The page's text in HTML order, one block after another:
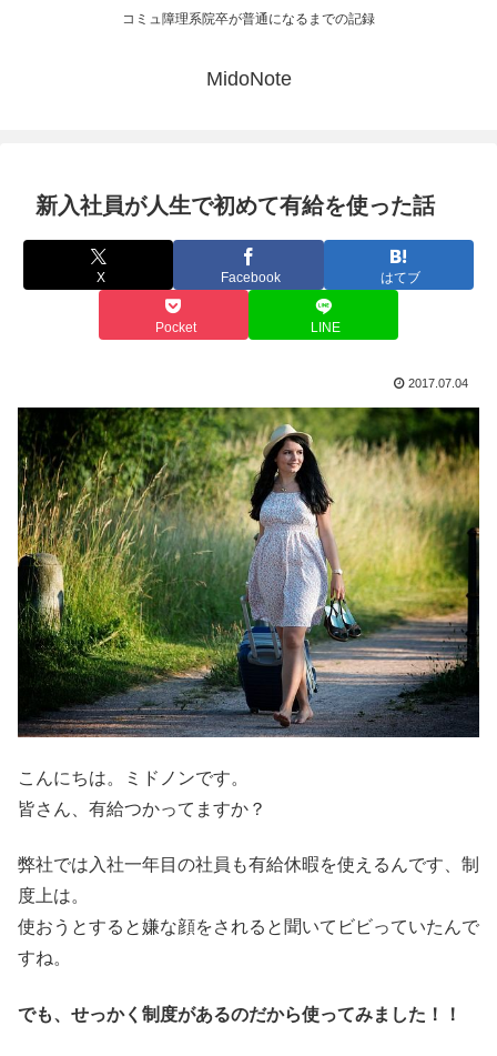
コミュ障理系院卒が普通になるまでの記録
MidoNote
新入社員が人生で初めて有給を使った話
X Facebook はてブ
Pocket LINE
2017.07.04
こんにちは。ミドノンです。
皆さん、有給つかってますか？
弊社では入社一年目の社員も有給休暇を使えるんです、制
度上は。
使おうとすると嫌な顔をされると聞いてビビっていたんで
すね。
でも、せっかく制度があるのだから使ってみました！！